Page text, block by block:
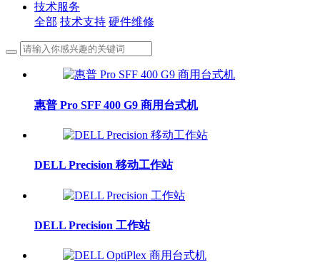
技术服务
全部 技术支持 硬件维修
惠普 Pro SFF 400 G9 商用台式机
DELL Precision 移动工作站
DELL Precision 工作站